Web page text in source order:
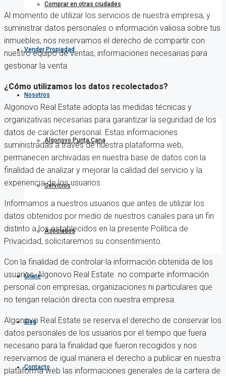
Comprar en otras ciudades
Vender Propiedad
Nosotros
Algonovo Punta Cana
Servicios
Asociados
Únete
Blog
Contacto
Al momento de utilizar los servicios de nuestra empresa, y
suministrar datos personales o información valiosa sobre tus
inmuebles, nos reservamos el derecho de compartir con
nuestro equipo de ventas, informaciones necesarias para
gestionar la venta.
¿Cómo utilizamos los datos recolectados?
Algonovo Real Estate adopta las medidas técnicas y
organizativas necesarias para garantizar la seguridad de los
datos de carácter personal. Estas informaciones
suministradas a través de nuestra plataforma web,
permanecen archivadas en nuestra base de datos con la
finalidad de analizar y mejorar la calidad del servicio y la
experiencia de los usuarios.
Informamos a nuestros usuarios que antes de utilizar los
datos obtenidos por medio de nuestros canales para un fin
distinto a los establecidos en la presente Política de
Privacidad, solicitaremos su consentimiento.
Con la finalidad de controlar la información obtenida de los
usuarios, Algonovo Real Estate no comparte información
personal con empresas, organizaciones ni particulares que
no tengan relación directa con nuestra empresa.
Algonovo Real Estate se reserva el derecho de conservar los
datos personales de los usuarios por el tiempo que fuera
necesario para la finalidad que fueron recogidos y nos
reservamos de igual manera el derecho a publicar en nuestra
plataforma web las informaciones generales de la cartera de